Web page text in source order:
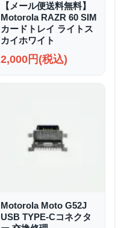
【メール便送料無料】
Motorola RAZR 60 SIM
カードトレイ ライトス
カイホワイト
2,000円(税込)
Motorola Moto G52J
USB TYPE-Cコネクタ